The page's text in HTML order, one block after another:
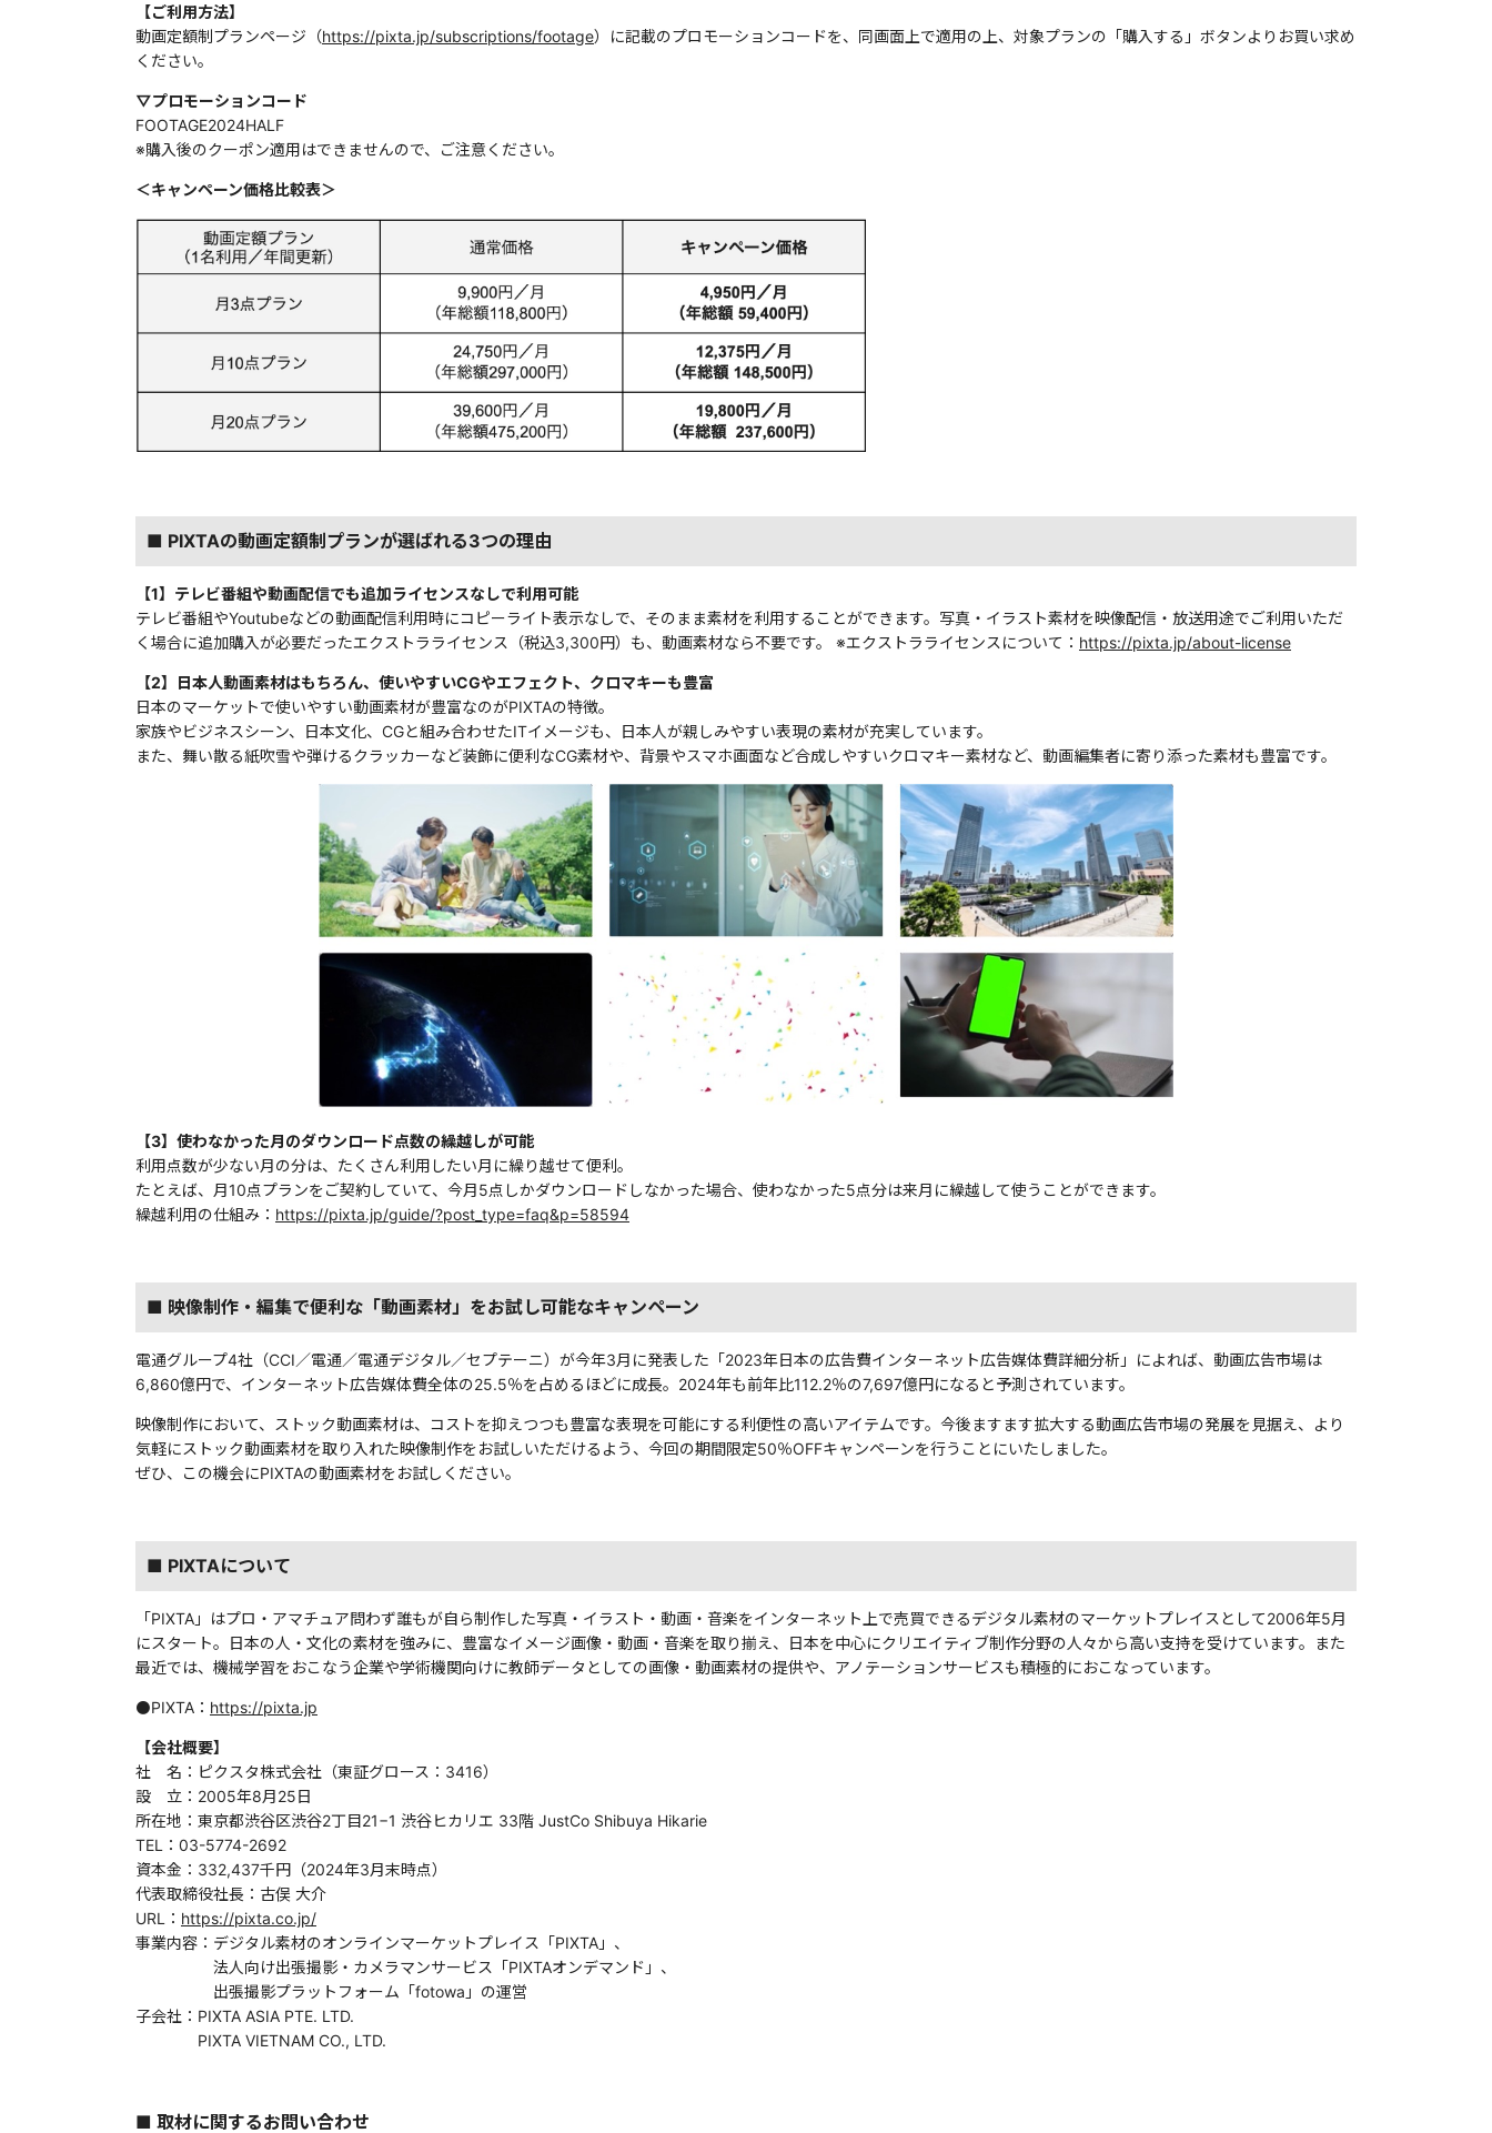
【ご利用方法】
動画定額制プランページ（https://pixta.jp/subscriptions/footage）に記載のプロモーションコードを、同画面上で適用の上、対象プランの「購入する」ボタンよりお買い求め
ください。
▽プロモーションコード
FOOTAGE2024HALF
※購入後のクーポン適用はできませんので、ご注意ください。
＜キャンペーン価格比較表＞
■ PIXTAの動画定額制プランが選ばれる3つの理由
【1】テレビ番組や動画配信でも追加ライセンスなしで利用可能
テレビ番組やYoutubeなどの動画配信利用時にコピーライト表示なしで、そのまま素材を利用することができます。写真・イラスト素材を映像配信・放送用途でご利用いただ
く場合に追加購入が必要だったエクストラライセンス（税込3,300円）も、動画素材なら不要です。 ※エクストラライセンスについて： https://pixta.jp/about-license
【2】日本人動画素材はもちろん、使いやすいCGやエフェクト、クロマキーも豊富
日本のマーケットで使いやすい動画素材が豊富なのがPIXTAの特徴。
家族やビジネスシーン、日本文化、CGと組み合わせたITイメージも、日本人が親しみやすい表現の素材が充実しています。
また、舞い散る紙吹雪や弾けるクラッカーなど装飾に便利なCG素材や、背景やスマホ画面など合成しやすいクロマキー素材など、動画編集者に寄り添った素材も豊富です。
【3】使わなかった月のダウンロード点数の繰越しが可能
利用点数が少ない月の分は、たくさん利用したい月に繰り越せて便利。
たとえば、月10点プランをご契約していて、今月5点しかダウンロードしなかった場合、使わなかった5点分は来月に繰越して使うことができます。
繰越利用の仕組み： https://pixta.jp/guide/?post_type=faq&p=58594
■ 映像制作・編集で便利な「動画素材」をお試し可能なキャンペーン
電通グループ4社（CCI／電通／電通デジタル／セプテーニ）が今年3月に発表した「2023年日本の広告費インターネット広告媒体費詳細分析」によれば、動画広告市場は
6,860億円で、インターネット広告媒体費全体の25.5％を占めるほどに成長。2024年も前年比112.2％の7,697億円になると予測されています。
映像制作において、ストック動画素材は、コストを抑えつつも豊富な表現を可能にする利便性の高いアイテムです。今後ますます拡大する動画広告市場の発展を見据え、より
気軽にストック動画素材を取り入れた映像制作をお試しいただけるよう、今回の期間限定50％OFFキャンペーンを行うことにいたしました。
ぜひ、この機会にPIXTAの動画素材をお試しください。
■ PIXTAについて
「PIXTA」はプロ・アマチュア問わず誰もが自ら制作した写真・イラスト・動画・音楽をインターネット上で売買できるデジタル素材のマーケットプレイスとして2006年5月
にスタート。日本の人・文化の素材を強みに、豊富なイメージ画像・動画・音楽を取り揃え、日本を中心にクリエイティブ制作分野の人々から高い支持を受けています。また
最近では、機械学習をおこなう企業や学術機関向けに教師データとしての画像・動画素材の提供や、アノテーションサービスも積極的におこなっています。
⚫️PIXTA： https://pixta.jp
【会社概要】
社 名：ピクスタ株式会社（東証グロース：3416）
設 立：2005年8月25日
所在地：東京都渋谷区渋谷2丁目21−1 渋谷ヒカリエ 33階 JustCo Shibuya Hikarie
TEL：03-5774-2692
資本金：332,437千円（2024年3月末時点）
代表取締役社長：古俣 大介
URL： https://pixta.co.jp/
事業内容：デジタル素材のオンラインマーケットプレイス「PIXTA」、
法人向け出張撮影・カメラマンサービス「PIXTAオンデマンド」、
出張撮影プラットフォーム「fotowa」の運営
子会社：PIXTA ASIA PTE. LTD.
PIXTA VIETNAM CO., LTD.
■ 取材に関するお問い合わせ